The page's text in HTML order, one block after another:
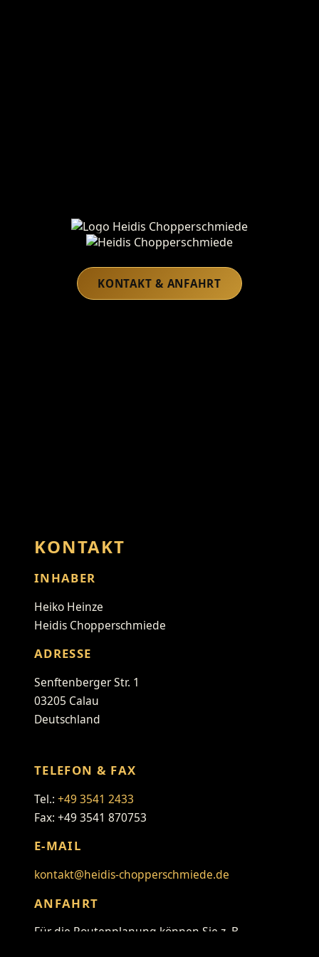
Heidis Chopperschmiede
KONTAKT & ANFAHRT
KONTAKT
INHABER
Heiko Heinze
Heidis Chopperschmiede
ADRESSE
Senftenberger Str. 1
03205 Calau
Deutschland
TELEFON & FAX
Tel.: +49 3541 2433
Fax: +49 3541 870753
E-MAIL
kontakt@heidis-chopperschmiede.de
ANFAHRT
Für die Routenplanung können Sie z. B.